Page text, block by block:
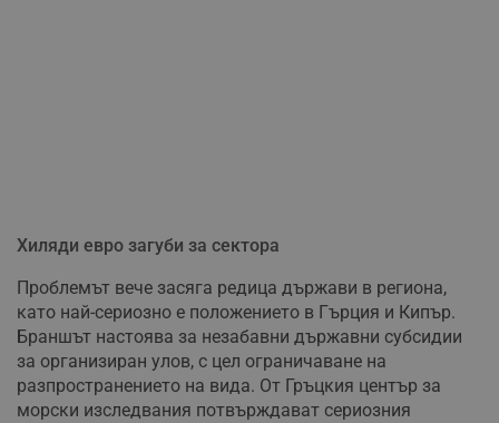
Хиляди евро загуби за сектора
Проблемът вече засяга редица държави в региона,
като най-сериозно е положението в Гърция и Кипър.
Браншът настоява за незабавни държавни субсидии
за организиран улов, с цел ограничаване на
разпространението на вида. От Гръцкия център за
морски изследвания потвърждават сериозния